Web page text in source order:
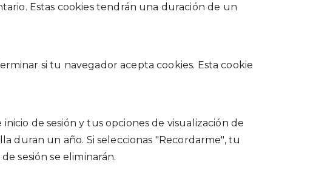
Estas cookies tendrán una duración de un
si tu navegador acepta cookies. Esta cookie
de sesión y tus opciones de visualización de
duran un año. Si seleccionas "Recordarme", tu
sesión se eliminarán.